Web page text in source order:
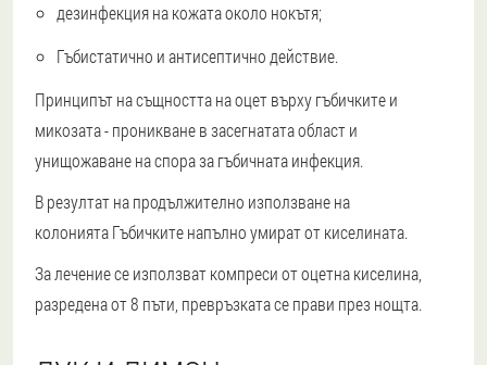
дезинфекция на кожата около нокътя;
Гъбистатично и антисептично действие.
Принципът на същността на оцет върху гъбичките и
микозата - проникване в засегнатата област и
унищожаване на спора за гъбичната инфекция.
В резултат на продължително използване на
колониятаГъбичките напълно умират от киселината.
За лечение се използват компреси от оцетна киселина,
разредена от 8 пъти, превръзката се прави през нощта.